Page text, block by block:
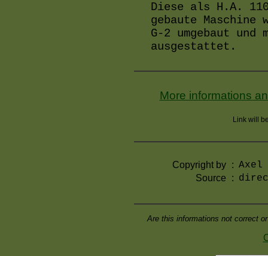
Diese als H.A.
gebaute Maschine
G-2 umgebaut und
ausgestattet.
More informations
Link will
Copyright by : Axel
Source :
Are this informations not correct